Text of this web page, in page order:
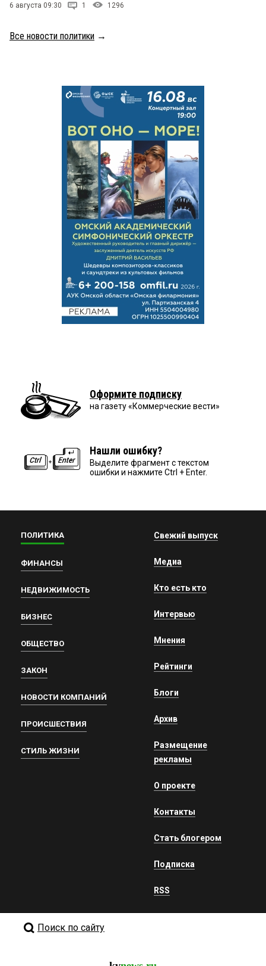
6 августа 09:30 1 1296
Все новости политики →
Оформите подписку
на газету «Коммерческие вести»
Нашли ошибку?
Выделите фрагмент с текстом
ошибки и нажмите Ctrl + Enter.
ПОЛИТИКА
ФИНАНСЫ
НЕДВИЖИМОСТЬ
БИЗНЕС
ОБЩЕСТВО
ЗАКОН
НОВОСТИ КОМПАНИЙ
ПРОИСШЕСТВИЯ
СТИЛЬ ЖИЗНИ
Свежий выпуск
Медиа
Кто есть кто
Интервью
Мнения
Рейтинги
Блоги
Архив
Размещение
рекламы
О проекте
Контакты
Стать блогером
Подписка
RSS
Поиск по сайту